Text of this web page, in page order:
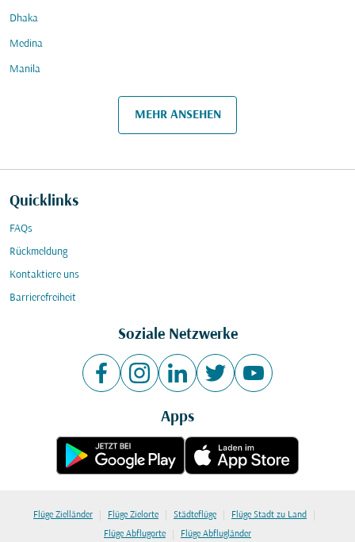
Dhaka
Medina
Manila
MEHR ANSEHEN
Quicklinks
FAQs
Rückmeldung
Kontaktiere uns
Barrierefreiheit
Soziale Netzwerke
Apps
Flüge Zielländer | Flüge Zielorte | Städteflüge | Flüge Stadt zu Land |
Flüge Abflugorte | Flüge Abflugländer